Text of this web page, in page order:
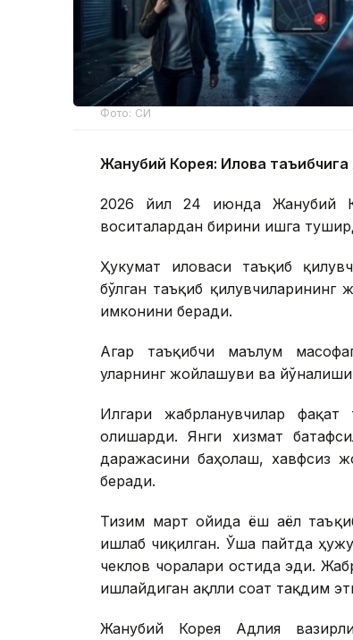
Фото: СИ
Жанубий Корея: Илова
2026 йил 24 июнда Жанубий
воситалардан бирини ишга
Ҳукумат иловаси таъқиб
бўлган таъқиб
имконини беради.
Агар таъқибчи маълум
уларнинг жойлашуви ва
Илгари жабрланувчилар фақат
олишарди. Янги хизмат
даражасини баҳолаш, хавфсиз
беради.
Тизим март ойида ёш аёл
ишлаб чиқилган. Ўша пайтда
чеклов чоралари остида эди.
ишлайдиган ақлли соат тақдим
Жанубий Корея Адлия